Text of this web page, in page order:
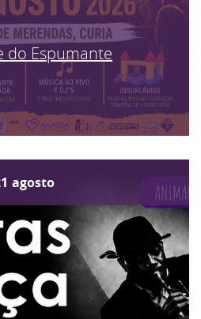
do Espumante
agosto